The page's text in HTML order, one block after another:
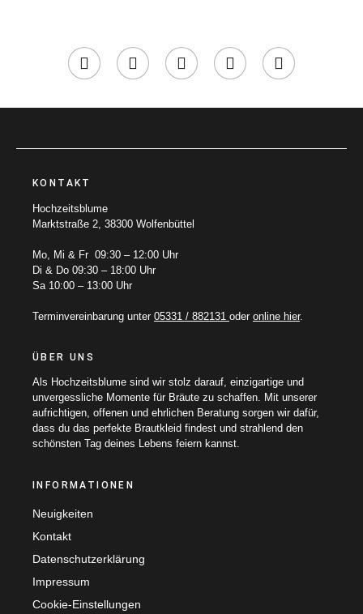
KONTAKT
Hochzeitsblume
Marktstraße 2, 38300 Wolfenbüttel
Mo, Mi & Fr 09:30 – 12:00 Uhr
Di & Do 09:30 – 18:00 Uhr
Sa 10:00 – 13:00 Uhr
Terminvereinbarung unter 05331 / 882131 oder online hier.
ÜBER UNS
Als Hochzeitsblume sind wir stolz darauf, einzigartige und
unvergessliche Momente für Bräute zu schaffen. Mit unserer
aufrichtigen, offenen und ehrlichen Beratung sorgen wir dafür,
dass du das perfekte Brautkleid findest und strahlend den
schönsten Tag deines Lebens feiern kannst.
INFORMATIONEN
Neuigkeiten
Kontakt
Datenschutzerklärung
Impressum
Cookie-Einstellungen